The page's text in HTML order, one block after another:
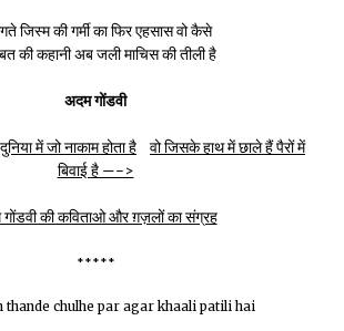
जिस्म की गर्मी का फिर एहसास वो कैसे
की कहानी अब जली माचिस की तीली है
अदम गोंडवी
में जो नाकाम होता है
वो जिसके हाथ में छाले हैं पैरों में
बिवाई है —–>
की कविताओ और ग़ज़लों का संग्रह
*****
thande chulhe par agar khaali patili hai